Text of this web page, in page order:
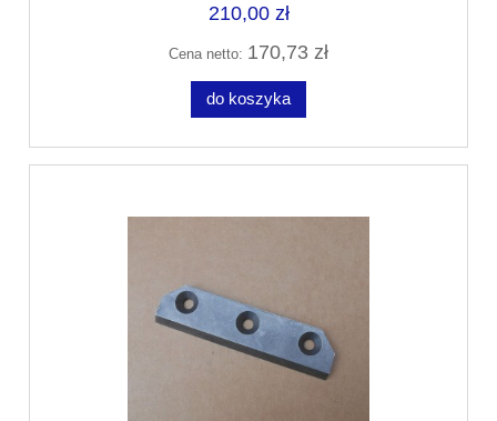
210,00 zł
Cena netto: 170,73 zł
do koszyka